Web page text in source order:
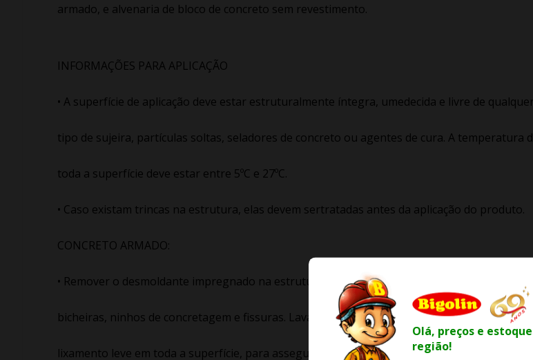
Olá, preços e
região!
armado, e alvenaria de bloco de concreto sem revestimento.
INFORMAÇÕES PARA APLICAÇÃO
• A superfície de aplicação deve estar estruturalmente íntegra, umedecida e livre de qualquer
tipo de sujeira, partículas soltas, seladores de concreto ou agentes de cura. A temperatura
toda a superfície deve estar entre 5ºC e 27ºC.
• Caso existam trincas na estrutura, elas devem sertratadas antes da aplicação do produto.
CONCRETO ARMADO:
• Remover o desmoldante impregnado na estrutura e executar o tratamento de falhas como
bicheiras, ninhos de concretagem e fissuras. Lavar com jato d’água de alta pressão e executar
lixamento leve em toda a superfície, para assegurar a limpeza, abertura dos poros e maior